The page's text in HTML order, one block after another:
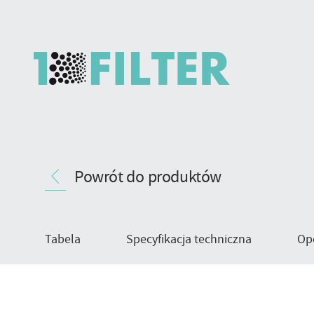
odmgławiające
produktuPowrót do produktów
Tabela Specyfikacja techniczna